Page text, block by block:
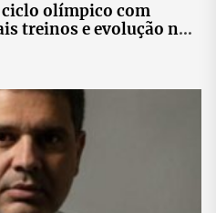
ciclo olímpico com
treinos e evolução no